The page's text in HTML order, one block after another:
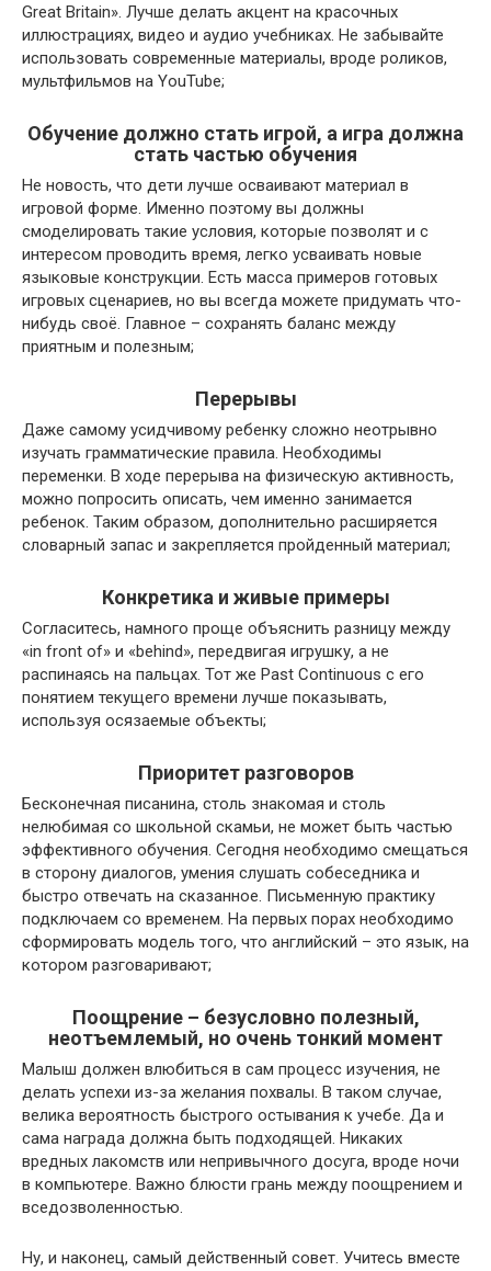
Great Britain». Лучше делать акцент на красочных
иллюстрациях, видео и аудио учебниках. Не забывайте
использовать современные материалы, вроде роликов,
мультфильмов на YouTube;
Обучение должно стать игрой, а игра должна
стать частью обучения
Не новость, что дети лучше осваивают материал в
игровой форме. Именно поэтому вы должны
смоделировать такие условия, которые позволят и с
интересом проводить время, легко усваивать новые
языковые конструкции. Есть масса примеров готовых
игровых сценариев, но вы всегда можете придумать что-
нибудь своё. Главное – сохранять баланс между
приятным и полезным;
Перерывы
Даже самому усидчивому ребенку сложно неотрывно
изучать грамматические правила. Необходимы
переменки. В ходе перерыва на физическую активность,
можно попросить описать, чем именно занимается
ребенок. Таким образом, дополнительно расширяется
словарный запас и закрепляется пройденный материал;
Конкретика и живые примеры
Согласитесь, намного проще объяснить разницу между
«in front of» и «behind», передвигая игрушку, а не
распинаясь на пальцах. Тот же Past Continuous с его
понятием текущего времени лучше показывать,
используя осязаемые объекты;
Приоритет разговоров
Бесконечная писанина, столь знакомая и столь
нелюбимая со школьной скамьи, не может быть частью
эффективного обучения. Сегодня необходимо смещаться
в сторону диалогов, умения слушать собеседника и
быстро отвечать на сказанное. Письменную практику
подключаем со временем. На первых порах необходимо
сформировать модель того, что английский – это язык, на
котором разговаривают;
Поощрение – безусловно полезный,
неотъемлемый, но очень тонкий момент
Малыш должен влюбиться в сам процесс изучения, не
делать успехи из-за желания похвалы. В таком случае,
велика вероятность быстрого остывания к учебе. Да и
сама награда должна быть подходящей. Никаких
вредных лакомств или непривычного досуга, вроде ночи
в компьютере. Важно блюсти грань между поощрением и
вседозволенностью.
Ну, и наконец, самый действенный совет. Учитесь вместе